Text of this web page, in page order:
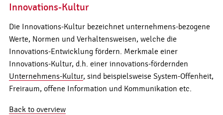
Innovations-Kultur
Die Innovations-Kultur bezeichnet unternehmens-bezogene
Werte, Normen und Verhaltensweisen, welche die
Innovations-Entwicklung fördern. Merkmale einer
Innovations-Kultur, d.h. einer innovations-fördernden
Unternehmens-Kultur, sind beispielsweise System-Offenheit,
Freiraum, offene Information und Kommunikation etc.
Back to overview